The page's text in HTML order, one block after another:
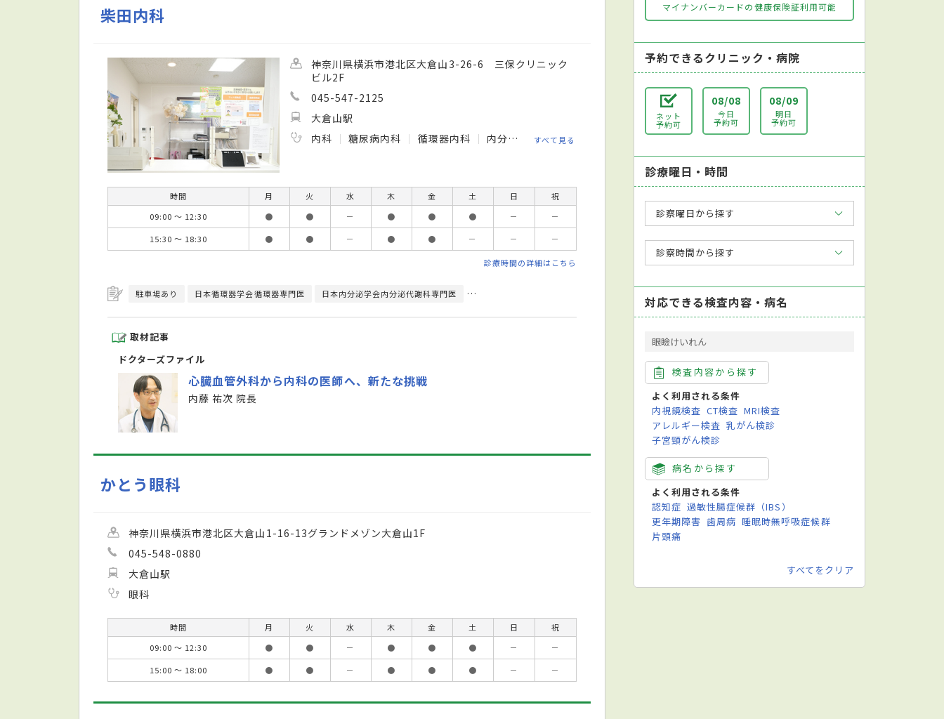
柴田内科
神奈川県横浜市港北区大倉山3-26-6 三保クリニック
ビル2F
045-547-2125
大倉山駅
内科
糖尿病内科 循環器内科 内分泌内科 消化器内科 神経内科
すべて見る
時間 月 火 水 木 金 土 日
祝
09:00 ～ 12:30
● ● － ● ● ● －
－
15:30 ～ 18:30
● ● － ● ● － － －
診療時間の詳細はこちら
駐車場あり 日本循環器学会循環器専門医 日本内分泌学会内分泌代謝科専門医 日本糖尿病学会糖尿病専門医
取材記事
ドクターズファイル
心臓血管外科から内科の医師へ、新たな挑戦
内藤 祐次 院長
かとう眼科
神奈川県横浜市港北区大倉山1-16-13グランドメゾン大倉山1F
045-548-0880
大倉山駅
眼科
時間 月 火 水 木 金 土 日
祝
09:00 ～ 12:30
● ● － ● ● ● －
－
15:00 ～ 18:00
● ● － ● ● ● － －
マイナンバーカードの健康保険証利用可能
予約できるクリニック・病院
ネット
予約可
08/08
今日
予約可
08/09
明日
予約可
診療曜日・時間
診察曜日から探す
診察時間から探す
対応できる検査内容・病名
眼瞼けいれん
検査内容から探す
よく利用される条件
内視鏡検査 CT検査 MRI検査
アレルギー検査 乳がん検診
子宮頸がん検診
病名から探す
よく利用される条件
認知症 過敏性腸症候群（IBS）
更年期障害 歯周病 睡眠時無呼吸症候群
片頭痛
すべてをクリア